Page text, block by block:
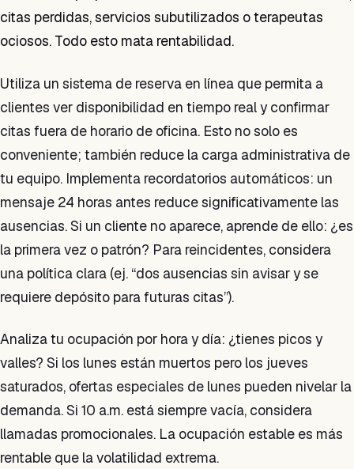
citas perdidas, servicios subutilizados o terapeutas
ociosos. Todo esto mata rentabilidad.
Utiliza un sistema de reserva en línea que permita a
clientes ver disponibilidad en tiempo real y confirmar
citas fuera de horario de oficina. Esto no solo es
conveniente; también reduce la carga administrativa de
tu equipo. Implementa recordatorios automáticos: un
mensaje 24 horas antes reduce significativamente las
ausencias. Si un cliente no aparece, aprende de ello: ¿es
la primera vez o patrón? Para reincidentes, considera
una política clara (ej. “dos ausencias sin avisar y se
requiere depósito para futuras citas”).
Analiza tu ocupación por hora y día: ¿tienes picos y
valles? Si los lunes están muertos pero los jueves
saturados, ofertas especiales de lunes pueden nivelar la
demanda. Si 10 a.m. está siempre vacía, considera
llamadas promocionales. La ocupación estable es más
rentable que la volatilidad extrema.